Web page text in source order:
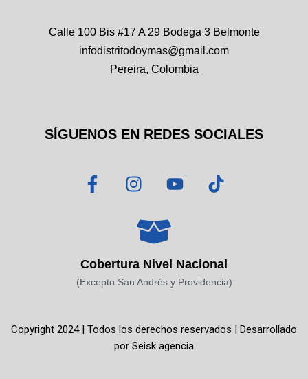
Calle 100 Bis #17 A 29 Bodega 3 Belmonte
infodistritodoymas@gmail.com
Pereira, Colombia
SÍGUENOS EN REDES SOCIALES
F
a
o
o
f
I
n
t
a
g
r
Y
o
b
e
T
i
k
Cobertura Nivel Nacional
(Excepto San Andrés y Providencia)
Copyright 2024 | Todos los derechos reservados | Desarrollado
por Seisk agencia